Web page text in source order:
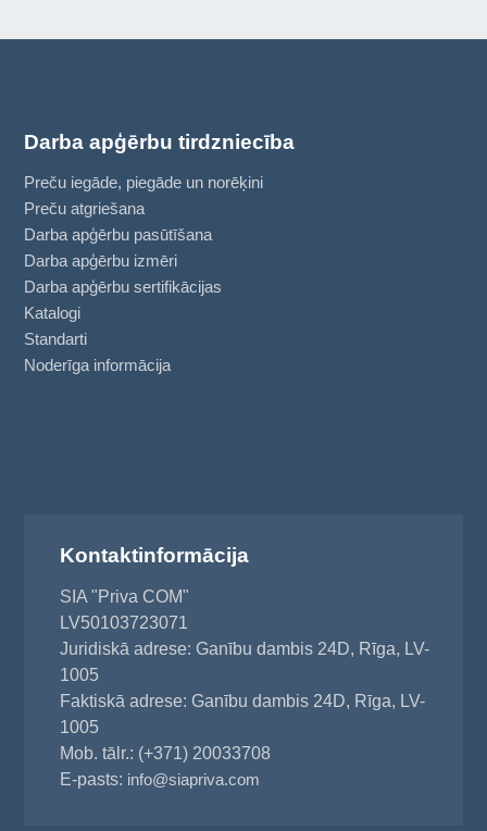
Darba apģērbu tirdzniecība
Preču iegāde, piegāde un norēķini
Preču atgriešana
Darba apģērbu pasūtīšana
Darba apģērbu izmēri
Darba apģērbu sertifikācijas
Katalogi
Standarti
Noderīga informācija
Kontaktinformācija
SIA "Priva COM"
LV50103723071
Juridiskā adrese: Ganību dambis 24D, Rīga, LV-
1005
Faktiskā adrese: Ganību dambis 24D, Rīga, LV-
1005
Mob. tālr.: (+371) 20033708
E-pasts: info@siapriva.com